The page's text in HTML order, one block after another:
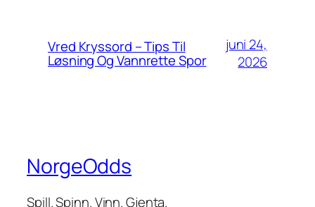
Vred Kryssord – Tips Til
Løsning Og Vannrette Spor
juni 24,
2026
NorgeOdds
Spill. Spinn. Vinn. Gjenta.